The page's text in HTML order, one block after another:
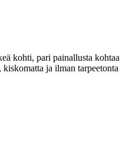
kohti, pari painallusta kohtaa
ja ilman tarpeetonta